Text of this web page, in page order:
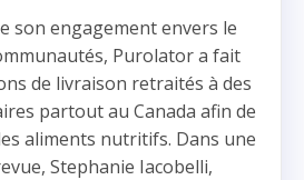
son engagement envers le
Purolator a fait
de livraison retraités à des
partout au Canada afin de
aliments nutritifs. Dans une
Stephanie Iacobelli,